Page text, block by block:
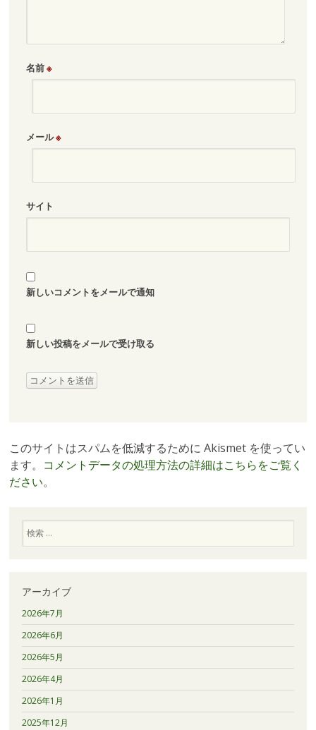
名前※
メール※
サイト
新しいコメントをメールで通知
新しい投稿をメールで受け取る
このサイトはスパムを低減するために Akismet を使ってい
ます。 コメントデータの処理方法の詳細はこちらをご覧く
ださい。
索
アーカイブ
2026年7月
2026年6月
2026年5月
2026年4月
2026年1月
2025年12月